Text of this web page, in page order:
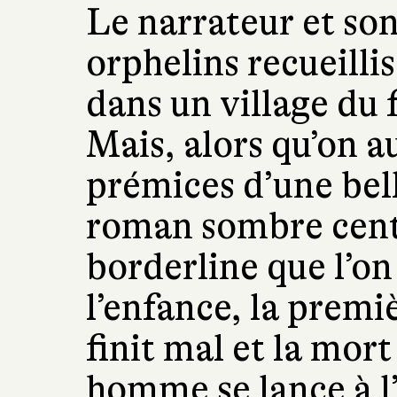
Le narrateur et
orphelins
dans un village du
Mais, alors qu’on
prémices d’une
roman sombre
borderline que
l’enfance, la
finit mal et la mort